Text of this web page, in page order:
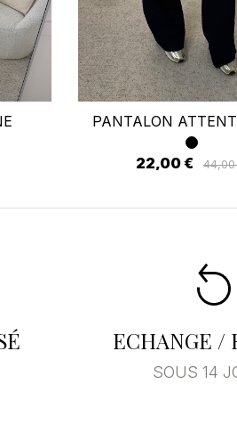
PANTALON
22,00 €
ECHANGE /
SOUS 14
enregistrer des produits dans
Se